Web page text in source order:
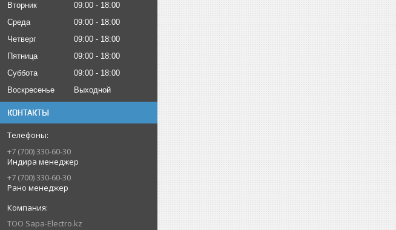
Вторник
09:00
18:00
Среда
09:00
18:00
Четверг
09:00
18:00
Пятница
09:00
18:00
Суббота
09:00
18:00
Воскресенье
Выходной
КОНТАКТЫ
+7 (700) 330-60-30
Индира менеджер
+7 (700) 330-60-30
Рано менеджер
ТОО Sapa-Electro.kz